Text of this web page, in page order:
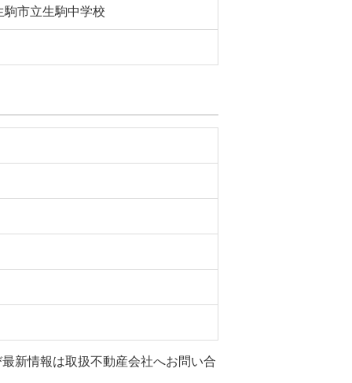
駒市立生駒中学校
新情報は取扱不動産会社へお問い合